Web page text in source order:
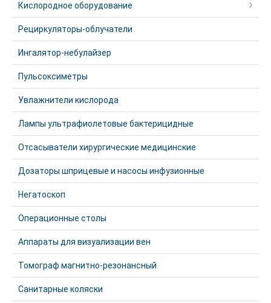
Кислородное оборудование
Рециркуляторы-облучатели
Ингалятор-небулайзер
Пульсоксиметры
Увлажнители кислорода
Лампы ультрафиолетовые бактерицидные
Отсасыватели хирургические медицинские
Дозаторы шприцевые и насосы инфузионные
Негатоскоп
Операционные столы
Аппараты для визуализации вен
Томограф магнитно-резонансный
Санитарные коляски